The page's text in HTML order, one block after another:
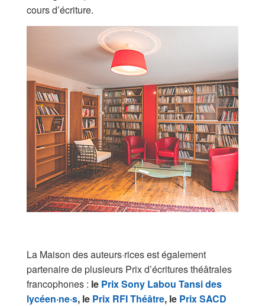
cours d’écriture.
La Maison des auteurs·rices est également
partenaire de plusieurs Prix d’écritures théâtrales
francophones : le Prix Sony Labou Tansi des
lycéen·ne·s, le Prix RFI Théâtre, le Prix SACD